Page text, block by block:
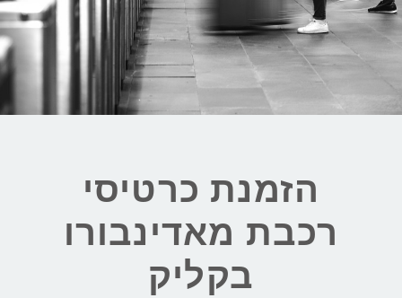
הזמנת כרטיסי
רכבת מאדינבורו
בקליק